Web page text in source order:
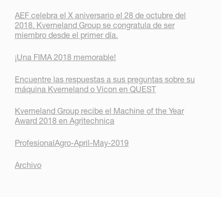
AEF celebra el X aniversario el 28 de octubre del
2018. Kverneland Group se congratula de ser
miembro desde el primer día.
¡Una FIMA 2018 memorable!
Encuentre las respuestas a sus preguntas sobre su
máquina Kverneland o Vicon en QUEST
Kverneland Group recibe el Machine of the Year
Award 2018 en Agritechnica
ProfesionalAgro-April-May-2019
Archivo